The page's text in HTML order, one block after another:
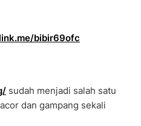
bibir69ofc
sudah menjadi salah satu
dan gampang sekali